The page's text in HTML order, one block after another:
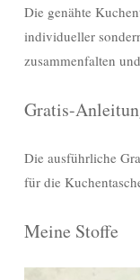
Die genähte
individueller
zusammenfalten
Gratis-
Die ausführliche
für die
Meine Stoffe